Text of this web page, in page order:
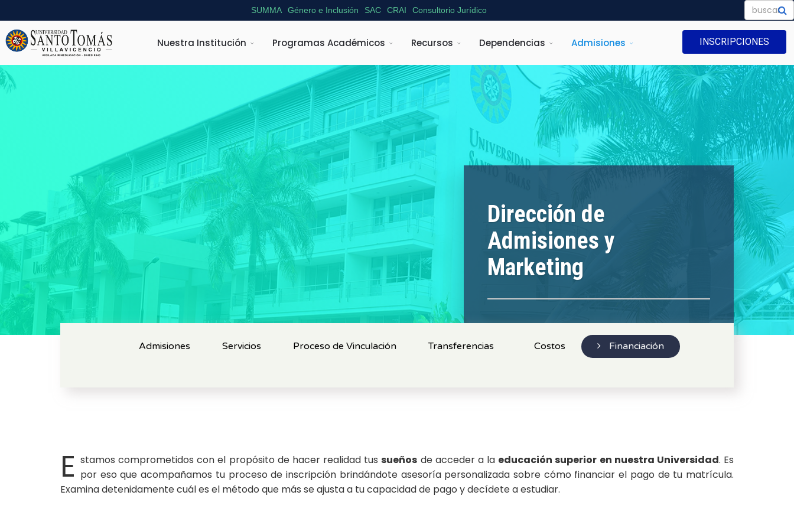
SUMMA Género e Inclusión SAC CRAI Consultorio Jurídico
Nuestra Institución Programas Académicos Recursos Dependencias Admisiones INSCRIPCIONES
Dirección de
Admisiones y
Marketing
Admisiones Servicios Proceso de Vinculación Transferencias Costos Financiación
E stamos comprometidos con el propósito de hacer realidad tussueños de acceder a la educación superior en nuestra Universidad. Es
por eso que acompañamos tu proceso de inscripción brindándote asesoría personalizada sobre cómo financiar el pago de tu matrícula.
Examina detenidamente cuál es el método que más se ajusta a tu capacidad de pago y decídete a estudiar.